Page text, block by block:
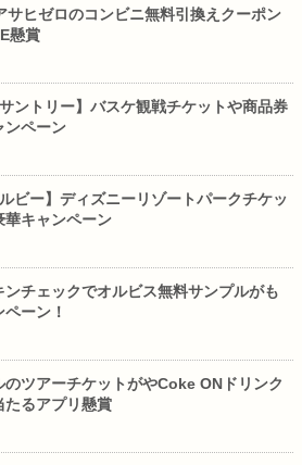
サヒゼロのコンビニ無料引換えクーポン
懸賞
サントリー】バスケ観戦チケットや商品券
ンペーン
ルビー】ディズニーリゾートパークチケッ
華キャンペーン
チェックでオルビス無料サンプルがも
ーン！
のツアーチケットがやCoke ONドリンク
たるアプリ懸賞